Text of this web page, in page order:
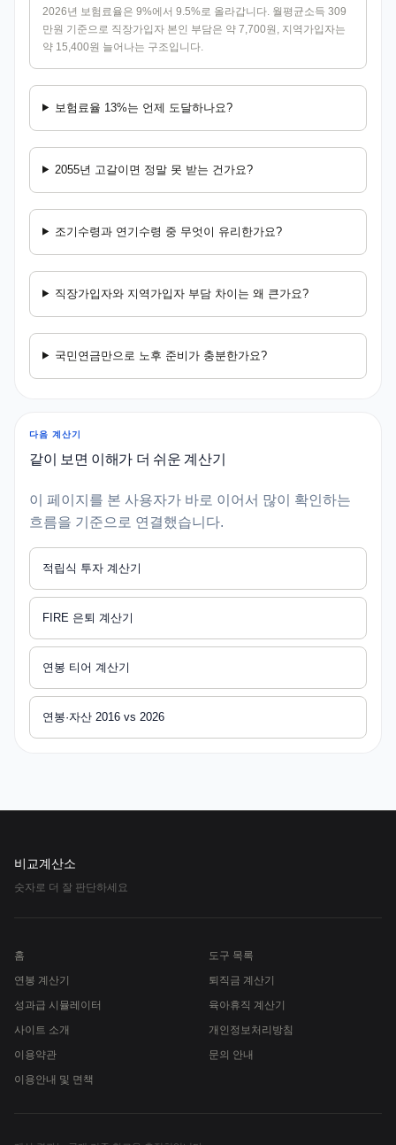
2026년 보험료율은 9%에서 9.5%로 올라갑니다. 월평균소득 309
만원 기준으로 직장가입자 본인 부담은 약 7,700원, 지역가입자는
약 15,400원 늘어나는 구조입니다.
보험료율 13%는 언제 도달하나요?
2055년 고갈이면 정말 못 받는 건가요?
조기수령과 연기수령 중 무엇이 유리한가요?
직장가입자와 지역가입자 부담 차이는 왜 큰가요?
국민연금만으로 노후 준비가 충분한가요?
다음 계산기
같이 보면 이해가 더 쉬운 계산기
이 페이지를 본 사용자가 바로 이어서 많이 확인하는
흐름을 기준으로 연결했습니다.
적립식 투자 계산기
FIRE 은퇴 계산기
연봉 티어 계산기
연봉·자산 2016 vs 2026
비교계산소
숫자로 더 잘 판단하세요
홈
도구 목록
연봉 계산기
퇴직금 계산기
성과급 시뮬레이터
육아휴직 계산기
사이트 소개
개인정보처리방침
이용약관
문의 안내
이용안내 및 면책